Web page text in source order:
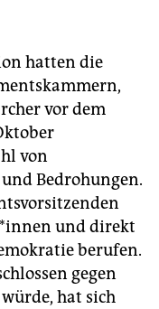
hatten die
vor dem
von
Bedrohungen.
und direkt
berufen.
gegen
hat sich